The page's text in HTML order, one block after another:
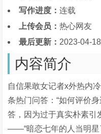
写作进度：连载
上传会员：热心网友
最后更新： 2023-04-
内容简介
自信果敢女记者x外热内
条热门问答：“如何评价
答，因为过于真实朴素引
——“暗恋七年的人当明星